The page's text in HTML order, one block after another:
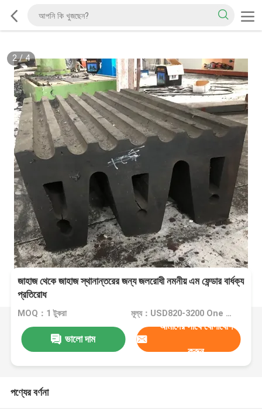
2/4
জাহাজ থেকে জাহাজ স্থানান্তরের জন্য জলরোধী নমনীয় এম ফেন্ডার বার্ধক্য
প্রতিরোধ
MOQ：1 টুকরা মূল্য：USD820-3200 One Piece
ভালো দাম
আমাদের সাথে যোগাযোগ
করুন
পণ্যের বর্ণনা